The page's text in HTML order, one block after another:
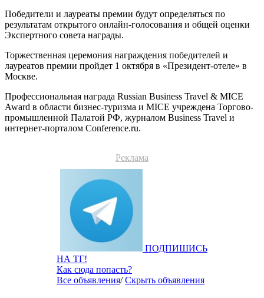
Победители и лауреаты премии будут определяться по
результатам открытого онлайн-голосования и общей оценки
Экспертного совета награды.
Торжественная церемония награждения победителей и
лауреатов премии пройдет 1 октября в «Президент-отеле» в
Москве.
Профессиональная награда Russian Business Travel & MICE
Award в области бизнес-туризма и MICE учреждена Торгово-
промышленной Палатой РФ, журналом Business Travel и
интернет-порталом Conference.ru.
Реклама
ПОДПИШИСЬ
НА ТГ!
Как сюда попасть?
Все объявления/Скрыть объявления